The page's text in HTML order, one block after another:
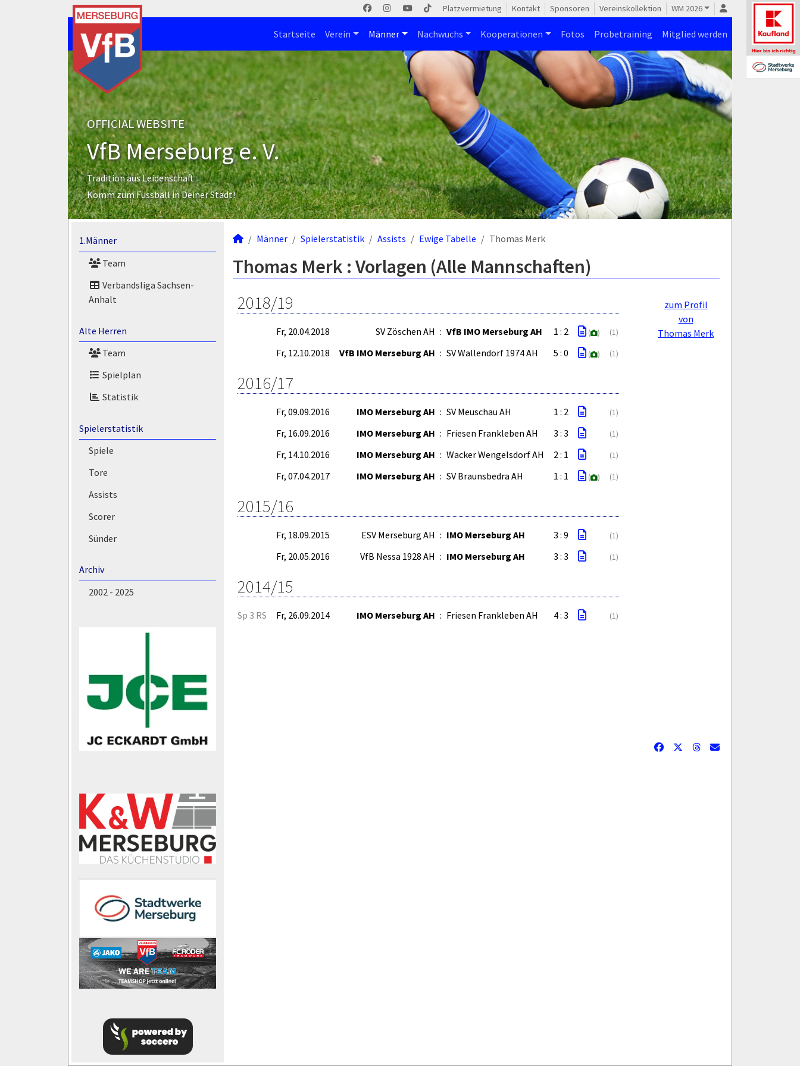
Platzvermietung Kontakt Sponsoren Vereinskollektion WM 2026
Startseite Verein Männer Nachwuchs Kooperationen Fotos Probetraining Mitglied werden
OFFICIAL WEBSITE
VfB Merseburg e. V.
Tradition aus Leidenschaft
Komm zum Fussball in Deiner Stadt!
1.Männer
Team
Verbandsliga Sachsen-
Anhalt
Alte Herren
Team
Spielplan
Statistik
Spielerstatistik
Spiele
Tore
Assists
Scorer
Sünder
Archiv
2002 - 2025
Männer Spielerstatistik Assists Ewige Tabelle Thomas Merk
Thomas Merk : Vorlagen (Alle Mannschaften)
zum Profil
von
Thomas Merk
2018/19
Fr, 20.04.2018 SV Zöschen AH : VfB IMO Merseburg AH 1 : 2 ( ) (1)
Fr, 12.10.2018 VfB IMO Merseburg AH : SV Wallendorf 1974 AH 5 : 0 ( ) (1)
2016/17
Fr, 09.09.2016 IMO Merseburg AH : SV Meuschau AH 1 : 2 (1)
Fr, 16.09.2016 IMO Merseburg AH : Friesen Frankleben AH 3 : 3 (1)
Fr, 14.10.2016 IMO Merseburg AH : Wacker Wengelsdorf AH 2 : 1 (1)
Fr, 07.04.2017 IMO Merseburg AH : SV Braunsbedra AH 1 : 1 ( ) (1)
2015/16
Fr, 18.09.2015 ESV Merseburg AH : IMO Merseburg AH 3 : 9 (1)
Fr, 20.05.2016 VfB Nessa 1928 AH : IMO Merseburg AH 3 : 3 (1)
2014/15
Sp 3 RS Fr, 26.09.2014 IMO Merseburg AH : Friesen Frankleben AH 4 : 3 (1)